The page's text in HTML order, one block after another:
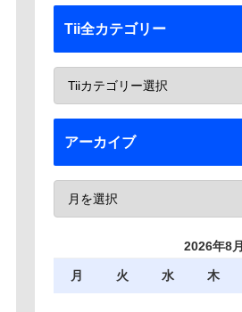
Tii全カテゴリー
アーカイブ
2026年8月
月 火 水 木